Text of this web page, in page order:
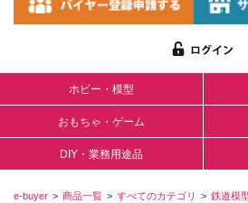
ホビー・模型
おもちゃ・ゲーム
DIY・業務用途品
e-buyer 商品一覧 すべてのカテゴリ
鉄道模